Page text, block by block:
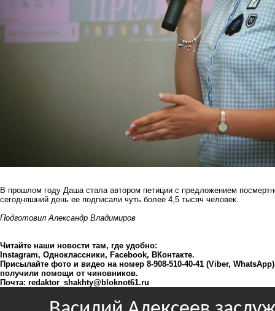
В прошлом году Даша стала автором петиции с предложением
сегодняшний день ее подписали чуть более 4,5 тысяч человек.
Подготовил Александр Владимиров
Читайте наши новости там, где удобно:
Instagram, Одноклассники, Facebook, ВКонтакте.
Присылайте фото и видео на номер 8-908-510-40-41 (Viber,
получили помощи от чиновников.
Почта: redaktor_shakhty@bloknot61.ru